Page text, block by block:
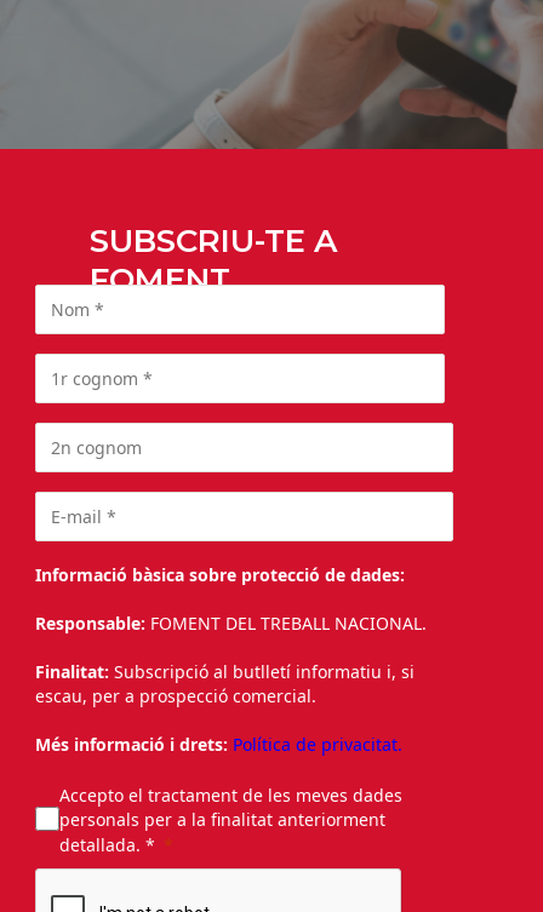
SUBSCRIU-TE A
FOMENT
Informació bàsica sobre protecció de dades:
Responsable: FOMENT DEL TREBALL NACIONAL.
Finalitat: Subscripció al butlletí informatiu i, si
escau, per a prospecció comercial.
Més informació i drets: Política de privacitat.
Accepto el tractament de les meves dades
personals per a la finalitat anteriorment
detallada. *